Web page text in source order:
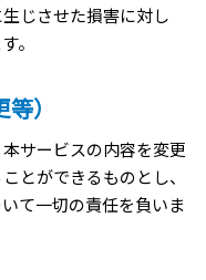
じさせた損害に対し
。
）
サービスの内容を変更
とができるものとし、
て一切の責任を負いま